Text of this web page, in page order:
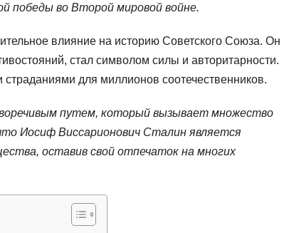
победы во Второй мировой войне.
влияние на историю Советского Союза. Он
стал символом силы и авторитарности.
для миллионов соотечественников.
путем, который вызывает множество
Иосиф Виссарионович Сталин является
оставив свой отпечаток на многих